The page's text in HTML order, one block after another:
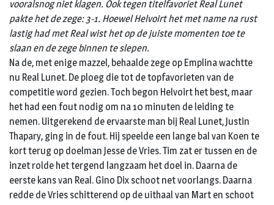
vooralsnog niet klagen. Ook tegen titelfavoriet Real Lunet
pakte het de zege: 3-1. Hoewel Helvoirt het met name na rust
lastig had met Real wist het op de juiste momenten toe te
slaan en de zege binnen te slepen.
Na de, met enige mazzel, behaalde zege op Emplina wachtte
nu Real Lunet. De ploeg die tot de topfavorieten van de
competitie word gezien. Toch begon Helvoirt het best, maar
het had een fout nodig om na 10 minuten de leiding te
nemen. Uitgerekend de ervaarste man bij Real Lunet, Justin
Thapary, ging in de fout. Hij speelde een lange bal van Koen te
kort terug op doelman Jesse de Vries. Tim zat er tussen en de
inzet rolde het tergend langzaam het doel in. Daarna de
eerste kans van Real. Gino Dix schoot net voorlangs. Daarna
redde de Vries schitterend op de uithaal van Mart en schoot